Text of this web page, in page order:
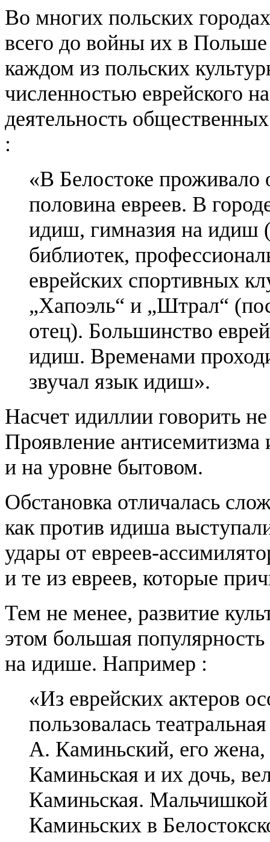
Во многих польских
всего до войны их в
каждом из польских
численностью еврейского
деятельность
:
«В Белостоке проживало
половина евреев. В
идиш, гимназия на идиш
библиотек,
еврейских спортивных
„Хапоэль“ и „Штрал“
отец). Большинство
идиш. Временами
звучал язык идиш».
Насчет идиллии говорить
Проявление
и на уровне бытовом.
Обстановка отличалась
как против идиша
удары от евреев-
и те из евреев, которые
Тем не менее, развитие
этом большая
на идише. Например :
«Из еврейских актеров
пользовалась
А. Каминьский, его жена,
Каминьская и их дочь,
Каминьская. Мальчишкой
Каминьских в